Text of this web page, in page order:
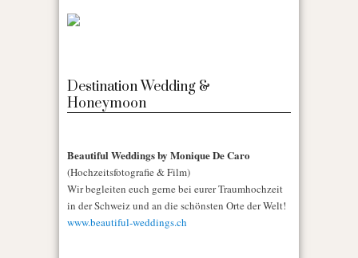
Destination Wedding &
Honeymoon
Beautiful Weddings by Monique De Caro
(Hochzeitsfotografie & Film)
Wir begleiten euch gerne bei eurer Traumhochzeit
in der Schweiz und an die schönsten Orte der Welt!
www.beautiful-weddings.ch